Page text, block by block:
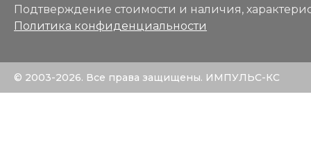
Подтверждение стоимости и наличия,
Политика конфиденциальности
© 2003-2026. Все права защищены. ИМПУЛЬС-КС